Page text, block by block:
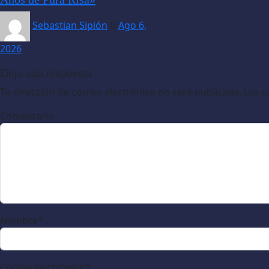
Sebastian Sipión
Ago 6,
2026
Deja una respuesta
Tu dirección de correo electrónico no será publicada. Los
Comentario
Nombre*